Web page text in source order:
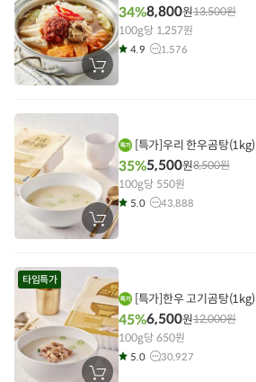
장
바
에
기
34%8,800원13,500원
100g당 1,257원
4.9 1,576
장
바
에
담
기
[특가]우리 한우곰탕(1kg)
35%5,500원8,500원
100g당 550원
5.0 43,888
타임특가
장
[특가]한우 고기곰탕(1kg)
45%6,500원12,000원
100g당 650원
5.0 30,927